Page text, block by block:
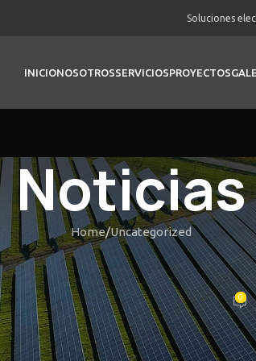
Soluciones
INICIONOSOTROSSERVICIOSPROYECTOS
Noticias
Home Uncategorized
UNCATEGORIZED
din Rulaj &
Posted by vortexOn Febrero 18, 2026 0
A cincisprezecea De